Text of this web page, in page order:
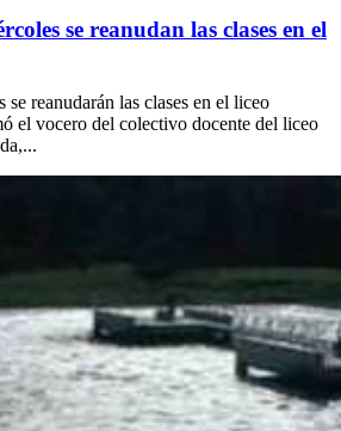
se reanudan las clases en el
se reanudarán las clases en el liceo
el vocero del colectivo docente del liceo